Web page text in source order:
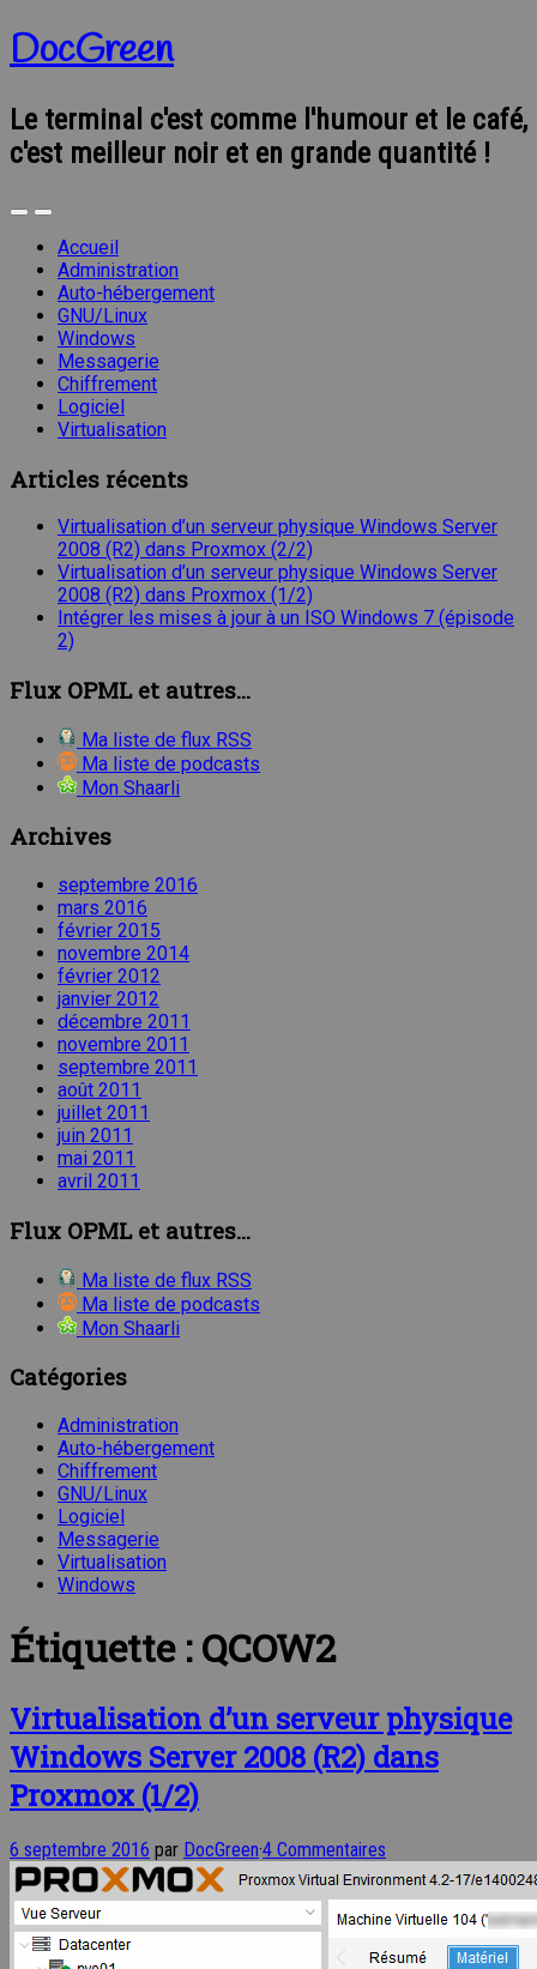
DocGreen
Le terminal c'est comme l'humour et le café,
c'est meilleur noir et en grande quantité !
Accueil
Administration
Auto-hébergement
GNU/Linux
Windows
Messagerie
Chiffrement
Logiciel
Virtualisation
Articles récents
Virtualisation d’un serveur physique Windows Server
2008 (R2) dans Proxmox (2/2)
Virtualisation d’un serveur physique Windows Server
2008 (R2) dans Proxmox (1/2)
Intégrer les mises à jour à un ISO Windows 7 (épisode
2)
Flux OPML et autres...
Ma liste de flux RSS
Ma liste de podcasts
Mon Shaarli
Archives
septembre 2016
mars 2016
février 2015
novembre 2014
février 2012
janvier 2012
décembre 2011
novembre 2011
septembre 2011
août 2011
juillet 2011
juin 2011
mai 2011
avril 2011
Flux OPML et autres...
Ma liste de flux RSS
Ma liste de podcasts
Mon Shaarli
Catégories
Administration
Auto-hébergement
Chiffrement
GNU/Linux
Logiciel
Messagerie
Virtualisation
Windows
Étiquette :QCOW2
Virtualisation d’un serveur physique
Windows Server 2008 (R2) dans
Proxmox (1/2)
6 septembre 2016 par DocGreen·4 Commentaires